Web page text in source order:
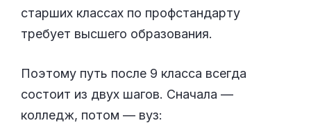
старших классах по профстандарту
требует высшего образования.
Поэтому путь после 9 класса всегда
состоит из двух шагов. Сначала —
колледж, потом — вуз: